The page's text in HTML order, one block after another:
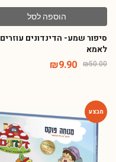
הוספה לסל
סיפור שמע- הדינדונים עוזרים
לאמא
₪50.00
₪9.90